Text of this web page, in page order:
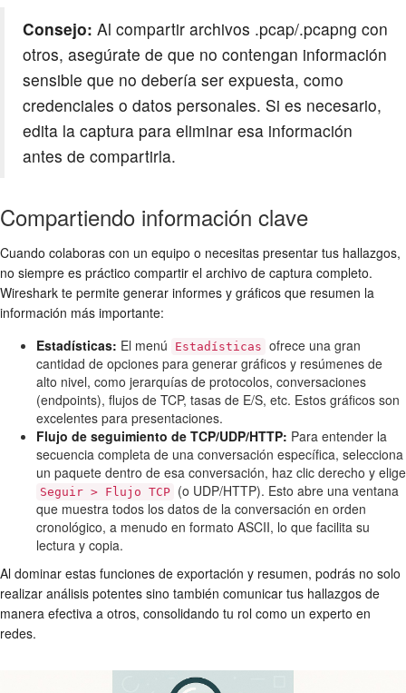
Consejo: Al compartir archivos .pcap/.pcapng con
otros, asegúrate de que no contengan información
sensible que no debería ser expuesta, como
credenciales o datos personales. Si es necesario,
edita la captura para eliminar esa información
antes de compartirla.
Compartiendo información clave
Cuando colaboras con un equipo o necesitas presentar tus hallazgos,
no siempre es práctico compartir el archivo de captura completo.
Wireshark te permite generar informes y gráficos que resumen la
información más importante:
Estadísticas: El menú Estadísticas ofrece una gran
cantidad de opciones para generar gráficos y resúmenes de
alto nivel, como jerarquías de protocolos, conversaciones
(endpoints), flujos de TCP, tasas de E/S, etc. Estos gráficos son
excelentes para presentaciones.
Flujo de seguimiento de TCP/UDP/HTTP: Para entender la
secuencia completa de una conversación específica, selecciona
un paquete dentro de esa conversación, haz clic derecho y elige
Seguir > Flujo TCP (o UDP/HTTP). Esto abre una ventana
que muestra todos los datos de la conversación en orden
cronológico, a menudo en formato ASCII, lo que facilita su
lectura y copia.
Al dominar estas funciones de exportación y resumen, podrás no solo
realizar análisis potentes sino también comunicar tus hallazgos de
manera efectiva a otros, consolidando tu rol como un experto en
redes.